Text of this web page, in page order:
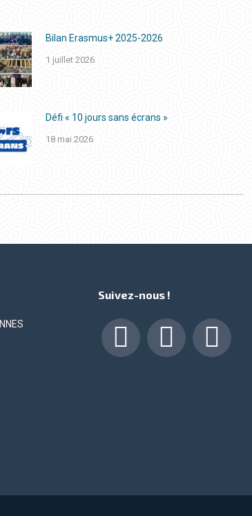
Bilan Erasmus+ 2025-2026
1 juillet 2026
Défi « 10 jours sans écrans »
18 mai 2026
Suivez-nous !
Facebook LinkedIn Instagram